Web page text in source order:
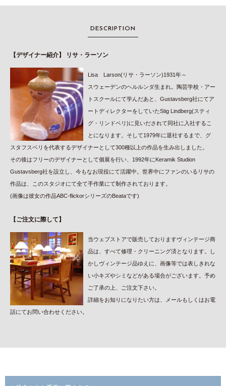
DESCRIPTION
【デザイナー紹介】 リサ・ラーソン
Lisa Larson(リサ・ラーソン)1931年～
スウェーデンのヘルルンダ生まれ。陶芸学校・アー
トスクールにて学んだあと、Gustavsberg社にてア
ートディレクターをしていたStig Lindberg(スティ
グ・リンドベリ)に見いだされて同社に入社するこ
とになります。そして1979年に退社するまで、グ
スタフスベリを代表するデザイナーとして300種以上の作品を生み出しました。
その後はフリーのデザイナーとして個展を行い、1992年にKeramik Studion
Gustavsberg社を設立し、今もなお現役にて活躍中。世界中にファンのいるリサの
作品は、このスタジオにて全て手作業にて制作されております。
(画像は彼女の作品ABC-flickorシリーズのBeataです)
【ご注文に際して】
当ウェブストアで販売しておりますヴィンテージ商
品は、すべて修理・クリーニング済となります。し
かしヴィンテージ品ゆえに、画像等では表しきれな
い小キズやシミなどがある場合がございます。予め
ご了承の上、ご注文下さい。
詳細をお知りになりたい方は、メールもしくはお電
話にてお問い合わせください。